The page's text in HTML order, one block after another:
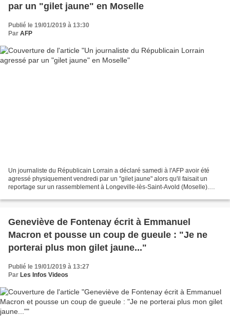
par un "gilet jaune" en Moselle
Publié le 19/01/2019 à 13:30
Par AFP
Un journaliste du Républicain Lorrain a déclaré samedi à l'AFP avoir été
agressé physiquement vendredi par un "gilet jaune" alors qu'il faisait un
reportage sur un rassemblement à Longeville-lès-Saint-Avold (Moselle).
Geneviève de Fontenay écrit à Emmanuel
Macron et pousse un coup de gueule : "Je ne
porterai plus mon gilet jaune..."
Publié le 19/01/2019 à 13:27
Par Les Infos Videos